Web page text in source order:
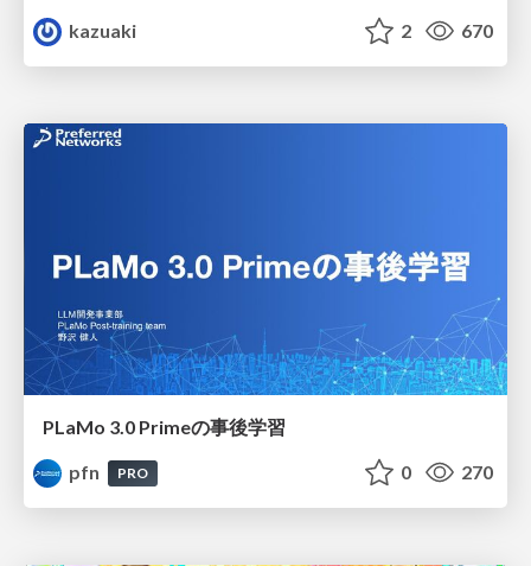
kazuaki
2 670
PLaMo 3.0 Primeの事後学習
pfn
PRO 0 270